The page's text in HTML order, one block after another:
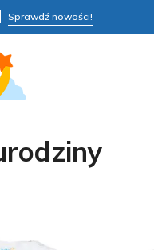
Sprawdź nowości!